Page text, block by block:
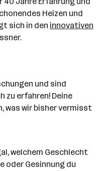
Heizen und
sich in den innovativen
und sind
zu erfahren! Deine
was wir bisher vermisst
welchem Geschlecht
oder Gesinnung du